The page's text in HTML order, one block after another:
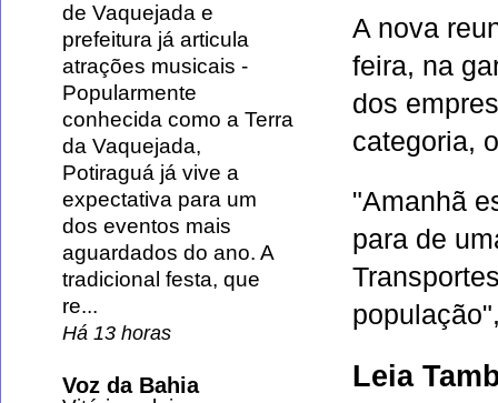
A nova
feira, na
dos
categoria,
"Amanhã
para de
Leia
de Vaquejada e
prefeitura já articula
atrações musicais -
Popularmente
conhecida como a Terra
da Vaquejada,
Potiraguá já vive a
expectativa para um
dos eventos mais
aguardados do ano. A
tradicional festa, que
re...
Há 13 horas
Voz da Bahia